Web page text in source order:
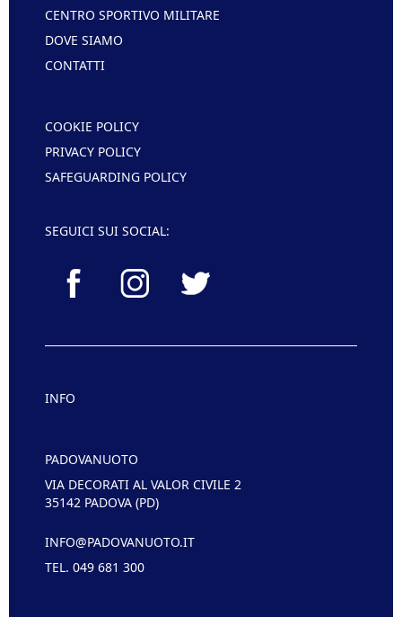
CENTRO SPORTIVO MILITARE
DOVE SIAMO
CONTATTI
COOKIE POLICY
PRIVACY POLICY
SAFEGUARDING POLICY
SEGUICI SUI SOCIAL:
INFO
PADOVANUOTO
VIA DECORATI AL VALOR CIVILE 2
35142 PADOVA (PD)
INFO@PADOVANUOTO.IT
TEL. 049 681 300